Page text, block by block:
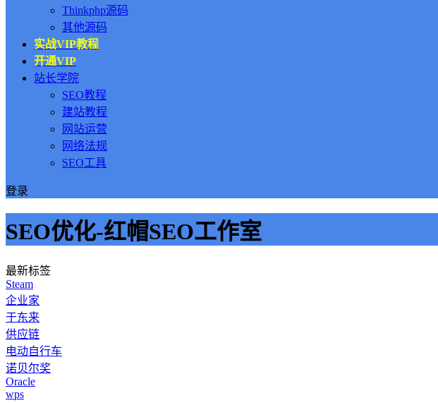
Thinkphp源码
其他源码
实战VIP教程
开通VIP
站长学院
SEO教程
建站教程
网站运营
网络法规
SEO工具
登录
SEO优化-红帽SEO工作室
最新标签
Steam
企业家
于东来
供应链
电动自行车
诺贝尔奖
Oracle
wps